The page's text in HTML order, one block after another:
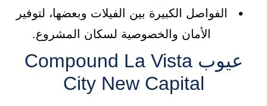
الفواصل الكبيرة بين الفيلات وبعضها، لتوفير
الأمان والخصوصية لسكان المشروع.
عيوب Compound La Vista
City New Capital